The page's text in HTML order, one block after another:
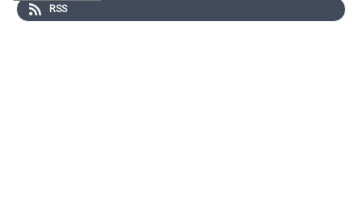
Stade de France, depuis un hélicoptère.
RSS